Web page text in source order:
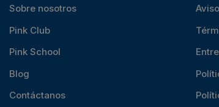
Sobre nosotros
Pink Club
Pink School
Blog
Contáctanos